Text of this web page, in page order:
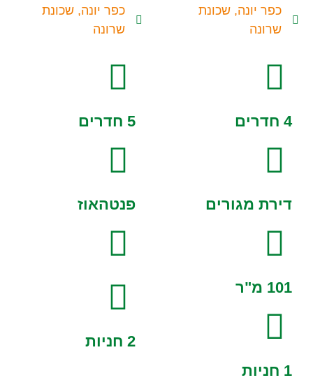
כפר יונה, שכונת
שרונה
4 חדרים
דירת מגורים
101 מ"ר
1 חניות
כפר יונה, שכונת
שרונה
5 חדרים
פנטהאוז
2 חניות